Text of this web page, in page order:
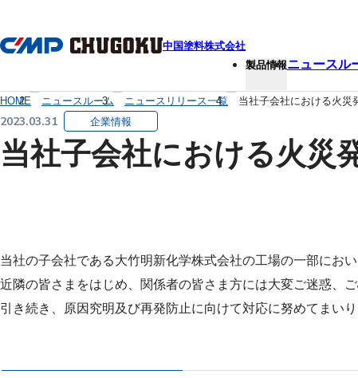
中国塗料株式会社
製品情報ニュースル
HOME ニュースルーム ニュースリリース一覧 当社子会社における火災
2023.03.31 企業情報
当社子会社における火災
当社の子会社である大竹明新化学株式会社の工場の一部にお
近隣の皆さまをはじめ、関係者の皆さま方には大変ご迷惑、
引き続き、原因究明及び再発防止に向けて対応に努めてまい